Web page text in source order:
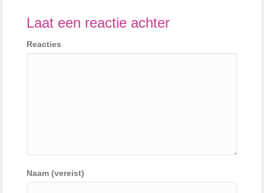
Laat een reactie achter
Reacties
Naam (vereist)